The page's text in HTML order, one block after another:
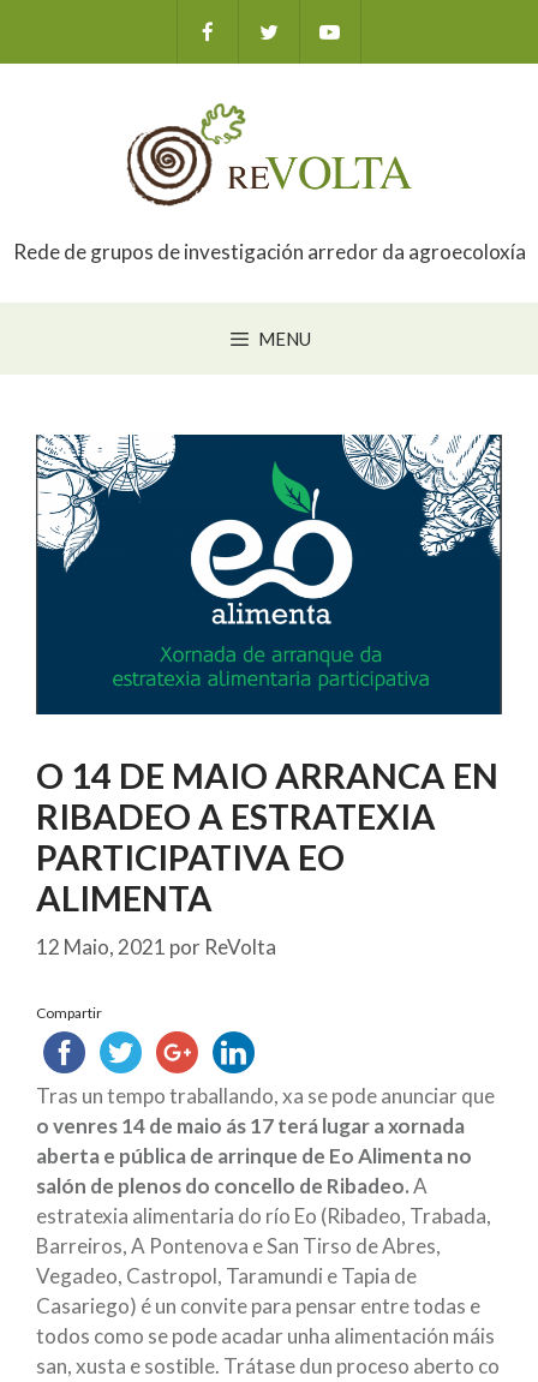
Rede de grupos de investigación arredor da agroecoloxía
MENU
O 14 DE MAIO ARRANCA EN
RIBADEO A ESTRATEXIA
PARTICIPATIVA EO
ALIMENTA
12 Maio, 2021 por ReVolta
Compartir
Tras un tempo traballando, xa se pode anunciar que
o venres 14 de maio ás 17 terá lugar a xornada
aberta e pública de arrinque de Eo Alimenta no
salón de plenos do concello de Ribadeo.A
estratexia alimentaria do río Eo (Ribadeo, Trabada,
Barreiros, A Pontenova e San Tirso de Abres,
Vegadeo, Castropol, Taramundi e Tapia de
Casariego) é un convite para pensar entre todas e
todos como se pode acadar unha alimentación máis
san, xusta e sostible. Trátase dun proceso aberto co